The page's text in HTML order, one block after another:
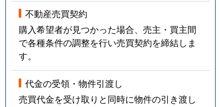
不動産売買契約
購入希望者が見つかった場合、売主・買主間
で各種条件の調整を行い売買契約を締結しま
す。
代金の受領・物件引渡し
売買代金を受け取りと同時に物件の引き渡し